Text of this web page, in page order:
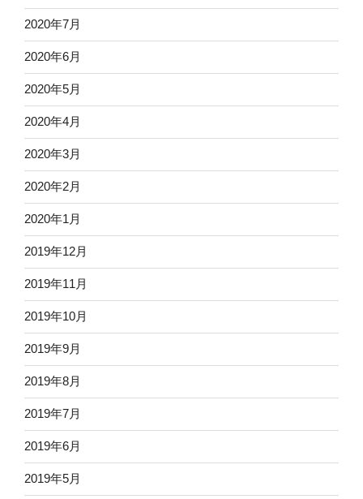
2020年7月
2020年6月
2020年5月
2020年4月
2020年3月
2020年2月
2020年1月
2019年12月
2019年11月
2019年10月
2019年9月
2019年8月
2019年7月
2019年6月
2019年5月